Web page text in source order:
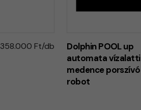
358.000 Ft/db
Dolphin POOL up
automata vízalatti
medence porszívó
robot